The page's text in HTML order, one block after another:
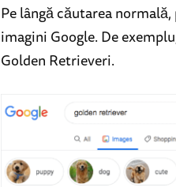
Pe lângă căutarea
imagini Google. De
Golden Retrieveri.